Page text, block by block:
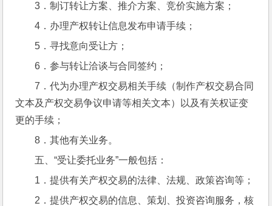
3．制订转让方案、推介方案、竞价实施方案；
4．办理产权转让信息发布申请手续；
5．寻找意向受让方；
6．参与转让洽谈与合同签约；
7．代为办理产权交易相关手续（制作产权交易合同
文本及产权交易争议申请等相关文本）以及有关权证变
更的手续；
8．其他有关业务。
五、“受让委托业务”一般包括：
1．提供有关产权交易的法律、法规、政策咨询等；
2．提供产权交易的信息、策划、投资咨询服务，核